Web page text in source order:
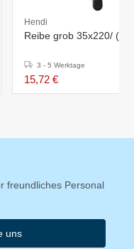
Hendi
Reibe grob 35x220/
3 - 5 Werktage
15,72 €
freundliches Personal
uns